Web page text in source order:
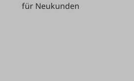
für Neukunden